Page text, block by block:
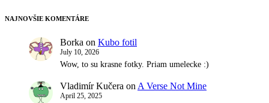
NAJNOVŠIE KOMENTÁRE
Borka on Kubo fotil
July 10, 2026
Wow, to su krasne fotky. Priam umelecke :)
Vladimír Kučera on A Verse Not Mine
April 25, 2025